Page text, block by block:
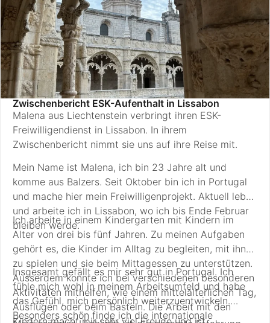
Zwischenbericht ESK-Aufenthalt in Lissabon
Malena aus Liechtenstein verbringt ihren ESK-
Freiwilligendienst in Lissabon. In ihrem
Zwischenbericht nimmt sie uns auf ihre Reise mit.
Mein Name ist Malena, ich bin 23 Jahre alt und
komme aus Balzers. Seit Oktober bin ich in Portugal
und mache hier mein Freiwilligenprojekt. Aktuell lebe
und arbeite ich in Lissabon, wo ich bis Ende Februar
bleiben werde.
Ich arbeite in einem Kindergarten mit Kindern im
Alter von drei bis fünf Jahren. Zu meinen Aufgaben
gehört es, die Kinder im Alltag zu begleiten, mit ihnen
zu spielen und sie beim Mittagessen zu unterstützen.
Ausserdem konnte ich bei verschiedenen besonderen
Aktivitäten mithelfen, wie einem mittelalterlichen Tag,
Ausflügen oder beim Basteln. Die Arbeit mit den
Insgesamt gefällt es mir sehr gut in Portugal. Ich
fühle mich wohl in meinem Arbeitsumfeld und habe
das Gefühl, mich persönlich weiterzuentwickeln.
Besonders schön finde ich die internationale